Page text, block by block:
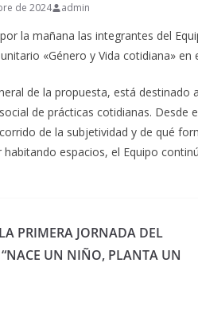
de 2024 admin
la mañana las integrantes del
«Género y Vida cotidiana» en
de la propuesta, está
de prácticas cotidianas. Desde
de la subjetividad y de qué
habitando espacios, el Equipo
PRIMERA JORNADA DEL
UN NIÑO, PLANTA UN